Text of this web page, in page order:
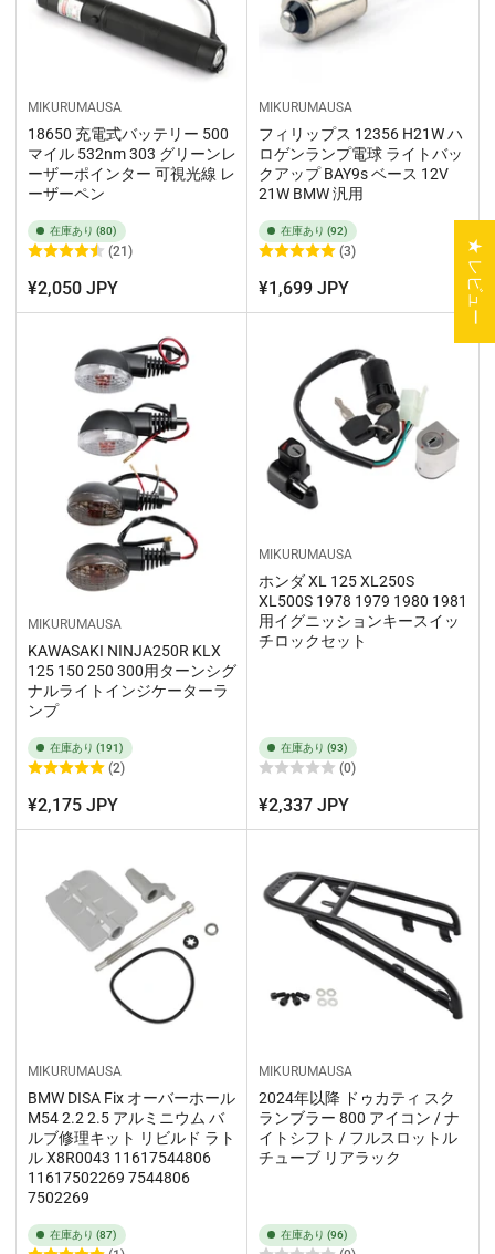
MIKURUMAUSA
18650 充電式バッテリー 500
マイル 532nm 303 グリーンレ
ーザーポインター 可視光線 レ
ーザーペン
在庫あり (80)
(21)
¥2,050 JPY
MIKURUMAUSA
フィリップス 12356 H21W ハ
ロゲンランプ電球 ライトバッ
クアップ BAY9s ベース 12V
21W BMW 汎用
在庫あり (92)
(3)
¥1,699 JPY
MIKURUMAUSA
KAWASAKI NINJA250R KLX
125 150 250 300用ターンシグ
ナルライトインジケーターラ
ンプ
在庫あり (191)
(2)
¥2,175 JPY
MIKURUMAUSA
ホンダ XL 125 XL250S
XL500S 1978 1979 1980 1981
用イグニッションキースイッ
チロックセット
在庫あり (93)
(0)
¥2,337 JPY
MIKURUMAUSA
BMW DISA Fix オーバーホール
M54 2.2 2.5 アルミニウム バ
ルブ修理キット リビルド ラト
ル X8R0043 11617544806
11617502269 7544806
7502269
在庫あり (87)
MIKURUMAUSA
2024年以降 ドゥカティ スク
ランブラー 800 アイコン / ナ
イトシフト / フルスロットル
チューブ リアラック
在庫あり (96)
★ レビュー